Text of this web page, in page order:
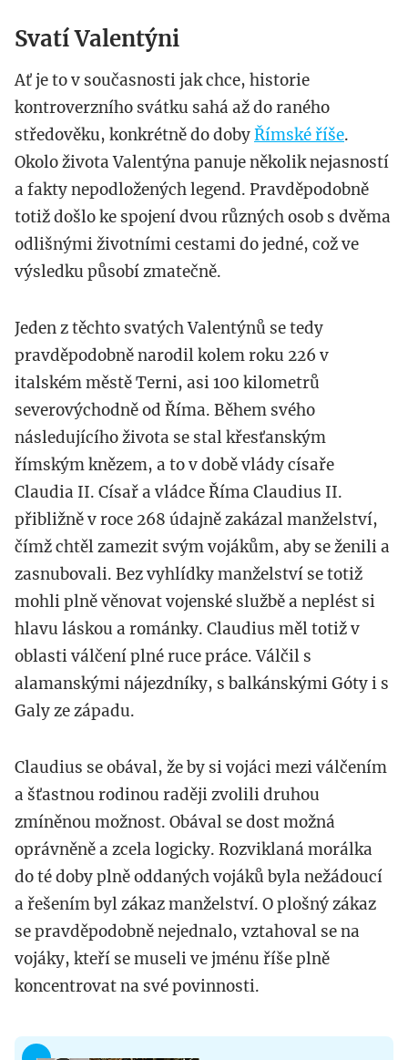
Svatí Valentýni
Ať je to v současnosti jak chce, historie
kontroverzního svátku sahá až do raného
středověku, konkrétně do dobyŘímské říše.
Okolo života Valentýna panuje několik nejasností
a fakty nepodložených legend. Pravděpodobně
totiž došlo ke spojení dvou různých osob s dvěma
odlišnými životními cestami do jedné, což ve
výsledku působí zmatečně.
Jeden z těchto svatých Valentýnů se tedy
pravděpodobně narodil kolem roku 226 v
italském městě Terni, asi 100 kilometrů
severovýchodně od Říma. Během svého
následujícího života se stal křesťanským
římským knězem, a to v době vlády císaře
Claudia II. Císař a vládce Říma Claudius II.
přibližně v roce 268 údajně zakázal manželství,
čímž chtěl zamezit svým vojákům, aby se ženili a
zasnubovali. Bez vyhlídky manželství se totiž
mohli plně věnovat vojenské službě a neplést si
hlavu láskou a románky. Claudius měl totiž v
oblasti válčení plné ruce práce. Válčil s
alamanskými nájezdníky, s balkánskými Góty i s
Galy ze západu.
Claudius se obával, že by si vojáci mezi válčením
a šťastnou rodinou raději zvolili druhou
zmíněnou možnost. Obával se dost možná
oprávněně a zcela logicky. Rozviklaná morálka
do té doby plně oddaných vojáků byla nežádoucí
a řešením byl zákaz manželství. O plošný zákaz
se pravděpodobně nejednalo, vztahoval se na
vojáky, kteří se museli ve jménu říše plně
koncentrovat na své povinnosti.